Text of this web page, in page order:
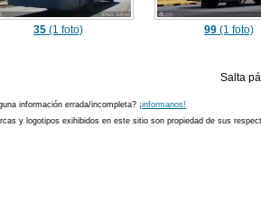
35 (1 foto) 99 (1 foto)
Salta
información errada/incompleta? ¡informanos!
y logotipos exihibidos en este sitio son propiedad de sus